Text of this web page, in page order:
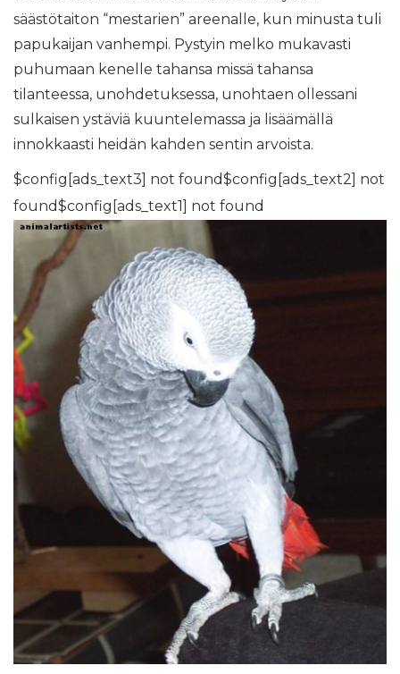
säästötaiton “mestarien” areenalle, kun minusta tuli
papukaijan vanhempi. Pystyin melko mukavasti
puhumaan kenelle tahansa missä tahansa
tilanteessa, unohdetuksessa, unohtaen ollessani
sulkaisen ystäviä kuuntelemassa ja lisäämällä
innokkaasti heidän kahden sentin arvoista.
$config[ads_text3] not found$config[ads_text2] not
found$config[ads_text1] not found